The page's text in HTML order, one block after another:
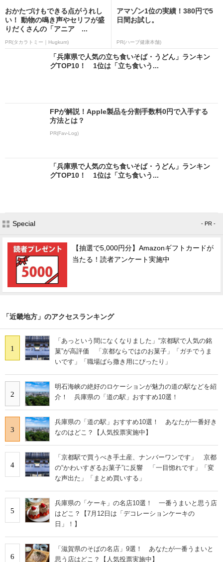
おかたづけもできる点がうれし
い！ 動物の鳴き声やセリフが盛
りだくさんの「アニア ...
PR(タカラトミー｜Hugkum)
アマゾン1位の実績！380円で5
日間お試し。
PR(ハーブ健康本舗)
「兵庫県で人気の立ち食いそば・うどん」ランキン
グTOP10！ 1位は「立ち食いう...
FPが解説！Apple製品を分割手数料0円で入手する
方法とは？
PR(Fav-Log)
「兵庫県で人気の立ち食いそば・うどん」ランキン
グTOP10！ 1位は「立ち食いう...
Special - PR -
【抽選で5,000円分】Amazonギフトカードが
当たる！読者アンケート実施中
「近畿地方」のアクセスランキング
1
「あっという間になくなりました」“京都駅で人気の銘
菓”が高評価 「京都ならではのお菓子」「ガチでうま
いです」「職場ばら撒き用にぴったり」
2
明石海峡の絶好のロケーションが魅力の道の駅などを紹
介！ 兵庫県の「道の駅」おすすめ10選！
3
兵庫県の「道の駅」おすすめ10選！ あなたが一番好き
なのはどこ？【人気投票実施中】
4
「京都駅で買うべき手土産、ナンバーワンです」 京都
の“かわいすぎるお菓子”に反響 「一目惚れです」「変
な声出た」「まとめ買いする」
5
兵庫県の「ケーキ」の名店10選！ 一番うまいと思う店
はどこ？【7月12日は「デコレーションケーキの
日」！】
6
「滋賀県のそばの名店」9選！ あなたが一番うまいと
思う店はどこ？【人気投票実施中】